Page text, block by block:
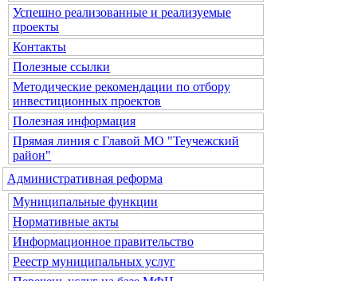
Успешно реализованные и реализуемые
проекты
Контакты
Полезные ссылки
Методические рекомендации по отбору
инвестиционных проектов
Полезная информация
Прямая линия с Главой МО "Теучежский
район"
Административная реформа
Муниципальные функции
Нормативные акты
Информационное правительство
Реестр муниципальных услуг